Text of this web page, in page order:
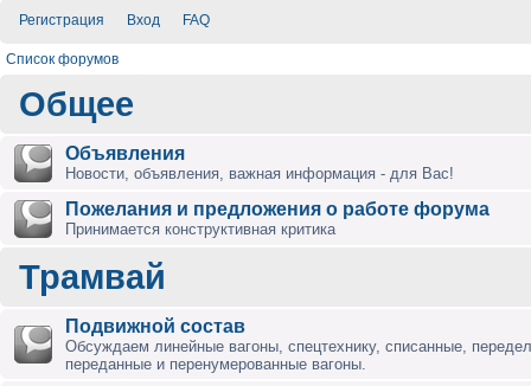
Регистрация Вход FAQ
Список форумов
Общее
Объявления
Новости, объявления, важная информация - для Вас!
Пожелания и предложения о работе форума
Принимается конструктивная критика
Трамвай
Подвижной состав
Обсуждаем линейные вагоны, спецтехнику, списанные,
переданные и перенумерованные вагоны.